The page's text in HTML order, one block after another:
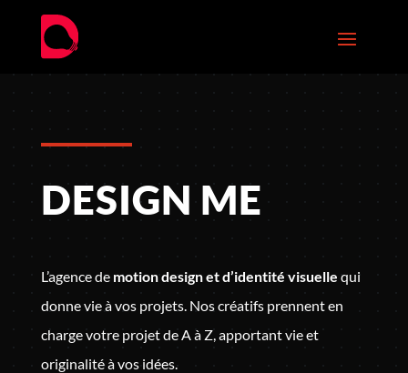
DESIGN ME
L’agence de motion design et d’identité visuelle qui
donne vie à vos projets. Nos créatifs prennent en
charge votre projet de A à Z, apportant vie et
originalité à vos idées.